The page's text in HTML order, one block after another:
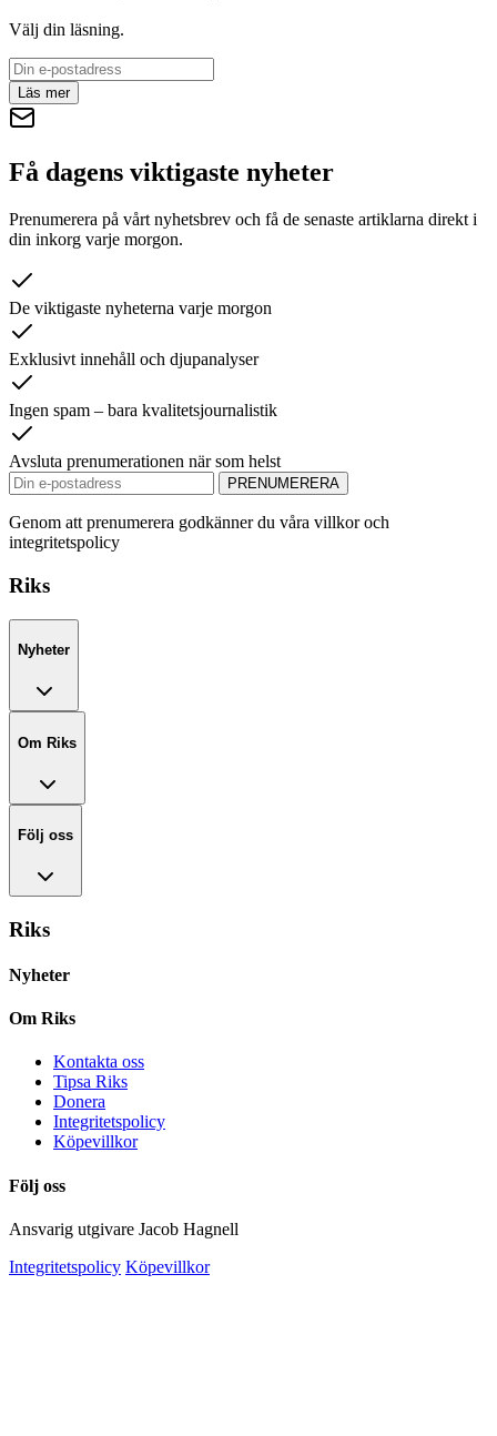
Välj din läsning.
Läs mer
Få dagens viktigaste nyheter
Prenumerera på vårt nyhetsbrev och få de senaste artiklarna direkt i
din inkorg varje morgon.
De viktigaste nyheterna varje morgon
Exklusivt innehåll och djupanalyser
Ingen spam – bara kvalitetsjournalistik
Avsluta prenumerationen när som helst
PRENUMERERA
Genom att prenumerera godkänner du våra villkor och
integritetspolicy
Riks
Nyheter
Om Riks
Följ oss
Riks
Nyheter
Om Riks
Kontakta oss
Tipsa Riks
Donera
Integritetspolicy
Köpevillkor
Följ oss
Ansvarig utgivare Jacob Hagnell
Integritetspolicy Köpevillkor